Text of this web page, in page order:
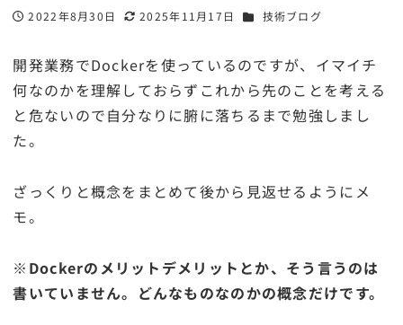
投稿日
2022年8月30日
更新日
2025年11月17日 カテゴリー
技術ブログ
開発業務でDockerを使っているのですが、イマイチ
何なのかを理解しておらずこれから先のことを考える
と危ないので自分なりに腑に落ちるまで勉強しまし
た。
ざっくりと概念をまとめて後から見返せるようにメ
モ。
※Dockerのメリットデメリットとか、そう言うのは
書いていません。どんなものなのかの概念だけです。